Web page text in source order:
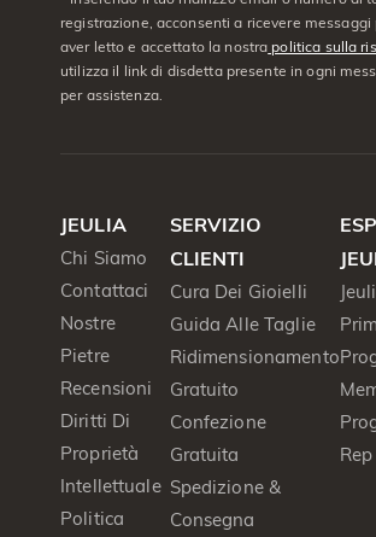
registrazione, acconsenti a ricevere
aver letto e accettato la nostra politica sulla
utilizza il link di disdetta presente in ogni
per assistenza.
JEULIA
Chi Siamo
Contattaci
Nostre
Pietre
Recensioni
Diritti Di
Proprietà
Intellettuale
Politica
SERVIZIO
CLIENTI
Cura Dei Gioielli
Guida Alle Taglie
Ridimensionamento
Gratuito
Confezione
Gratuita
Spedizione &
Consegna
Rep